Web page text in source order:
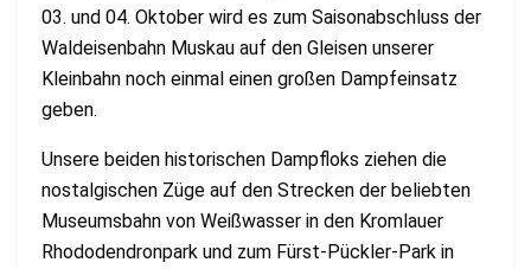
03. und 04. Oktober wird es zum Saisonabschluss der
Waldeisenbahn Muskau auf den Gleisen unserer
Kleinbahn noch einmal einen großen Dampfeinsatz
geben.
Unsere beiden historischen Dampfloks ziehen die
nostalgischen Züge auf den Strecken der beliebten
Museumsbahn von Weißwasser in den Kromlauer
Rhododendronpark und zum Fürst-Pückler-Park in